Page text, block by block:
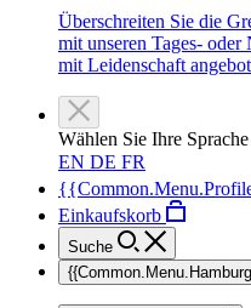
Überschreiten Sie die
mit unseren Tages-
mit Leidenschaft
Wählen Sie Ihre Sprache
EN DE FR
Einkaufskorb
Suche